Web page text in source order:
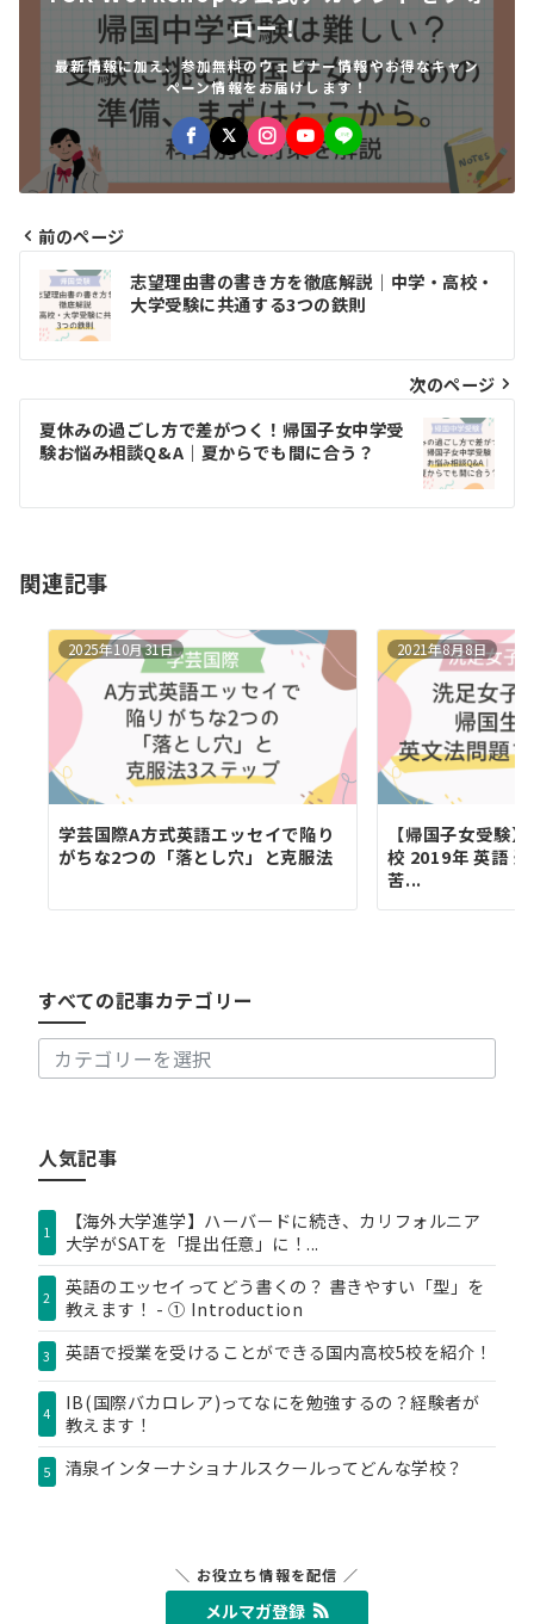
ロー！
最新情報に加え、参加無料のウェビナー情報やお得なキャン
ペーン情報をお届けします！
稿
ナ
ビ
ゲ
ー
シ
ン
前のページ
志望理由書の書き方を徹底解説｜中学・高校・
大学受験に共通する3つの鉄則
次のページ
夏休みの過ごし方で差がつく！帰国子女中学受
験お悩み相談Q&A｜夏からでも間に合う？
関連記事
2025年10月31日
学芸国際A方式英語エッセイで陥り
がちな2つの「落とし穴」と克服法
2021年8月8日
【帰国子女受験
校 2019年 英語
苦...
すべての記事カテゴリー
す
記
事
ー
人気記事
1
【海外大学進学】ハーバードに続き、カリフォルニア
大学がSATを「提出任意」に！...
2
英語のエッセイってどう書くの？ 書きやすい「型」を
教えます！ - ① Introduction
3 英語で授業を受けることができる国内高校5校を紹介！
4
IB(国際バカロレア)ってなにを勉強するの？経験者が
教えます！
5 清泉インターナショナルスクールってどんな学校？
＼ お役立ち情報を配信 ／
メルマガ登録